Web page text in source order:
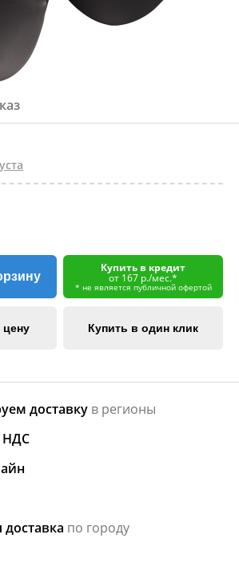
Купить в кредит
от 167 р./мес.*
* не является публичной офертой
Купить в один клик
доставку в регионы
НДС
доставка по городу